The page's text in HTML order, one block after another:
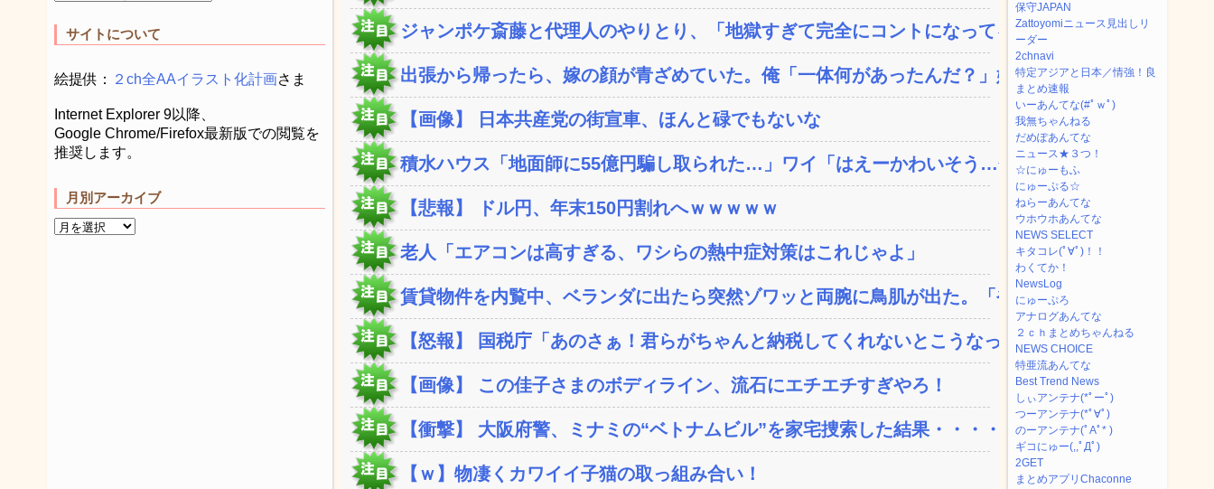
サイトについて
絵提供： ２ch全AAイラスト化計画さま
Internet Explorer 9以降、
Google Chrome/Firefox最新版での閲覧を
推奨します。
月別アーカイブ
ジャンポケ斎藤と代理人のやりとり、「地獄すぎて完全にコントになってる…...
出張から帰ったら、嫁の顔が青ざめていた。俺「一体何があったんだ？」嫁「...
【画像】 日本共産党の街宣車、ほんと碌でもないな
積水ハウス「地面師に55億円騙し取られた…」ワイ「はえーかわいそう…会...
【悲報】 ドル円、年末150円割れへｗｗｗｗｗ
老人「エアコンは高すぎる、ワシらの熱中症対策はこれじゃよ」
賃貸物件を内覧中、ベランダに出たら突然ゾワッと両腕に鳥肌が出た。「やっ...
【怒報】 国税庁「あのさぁ！君らがちゃんと納税してくれないとこうなっち...
【画像】 この佳子さまのボディライン、流石にエチエチすぎやろ！
【衝撃】 大阪府警、ミナミの“ベトナムビル”を家宅捜索した結果・・・・...
【ｗ】物凄くカワイイ子猫の取っ組み合い！
保守JAPAN
Zattoyomiニュース見出しリ
ーダー
2chnavi
特定アジアと日本／情強！良
まとめ速報
いーあんてな(#ﾟｗﾟ)
我無ちゃんねる
だめぽあんてな
ニュース★３つ！
☆にゅーもふ
にゅーぷる☆
ねらーあんてな
ウホウホあんてな
NEWS SELECT
キタコレ(ﾟ∀ﾟ)！！
わくてか！
NewsLog
にゅーぷろ
アナログあんてな
２ｃｈまとめちゃんねる
NEWS CHOICE
特亜流あんてな
Best Trend News
しぃアンテナ(*ﾟーﾟ)
つーアンテナ(*ﾟ∀ﾟ)
のーアンテナ(ﾟAﾟ* )
ギコにゅー(,,ﾟДﾟ)
2GET
まとめアプリChaconne